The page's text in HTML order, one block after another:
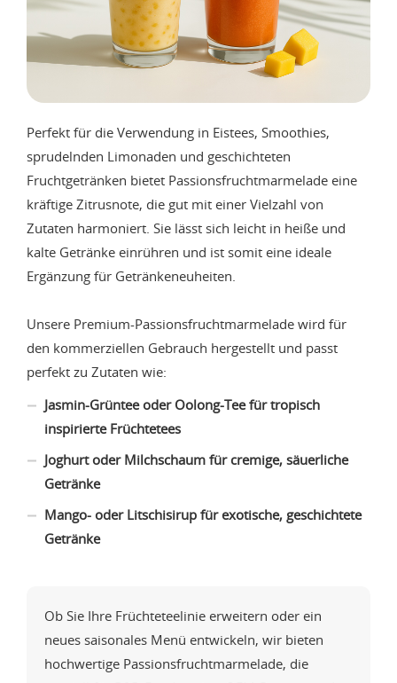
Perfekt für die Verwendung in Eistees, Smoothies,
sprudelnden Limonaden und geschichteten
Fruchtgetränken bietet Passionsfruchtmarmelade eine
kräftige Zitrusnote, die gut mit einer Vielzahl von
Zutaten harmoniert. Sie lässt sich leicht in heiße und
kalte Getränke einrühren und ist somit eine ideale
Ergänzung für Getränkeneuheiten.
Unsere Premium-Passionsfruchtmarmelade wird für
den kommerziellen Gebrauch hergestellt und passt
perfekt zu Zutaten wie:
Jasmin-Grüntee oder Oolong-Tee für tropisch
inspirierte Früchtetees
Joghurt oder Milchschaum für cremige, säuerliche
Getränke
Mango- oder Litschisirup für exotische, geschichtete
Getränke
Ob Sie Ihre Früchteteelinie erweitern oder ein
neues saisonales Menü entwickeln, wir bieten
hochwertige Passionsfruchtmarmelade, die